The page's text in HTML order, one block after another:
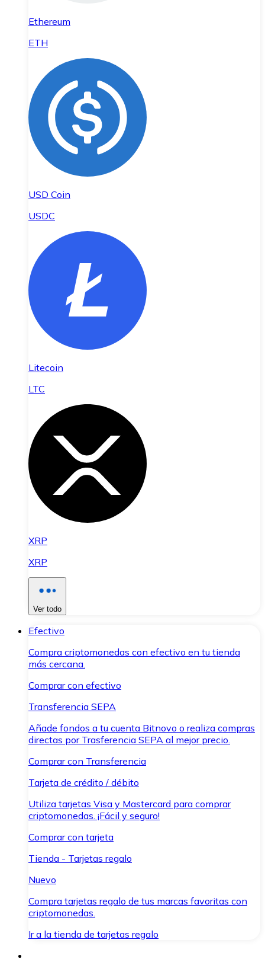
Ethereum
ETH
USD Coin
USDC
Litecoin
LTC
XRP
XRP
Ver todo
Efectivo
Compra criptomonedas con efectivo en tu tienda
más cercana.
Comprar con efectivo
Transferencia SEPA
Añade fondos a tu cuenta Bitnovo o realiza compras
directas por Trasferencia SEPA al mejor precio.
Comprar con Transferencia
Tarjeta de crédito / débito
Utiliza tarjetas Visa y Mastercard para comprar
criptomonedas. ¡Fácil y seguro!
Comprar con tarjeta
Tienda - Tarjetas regalo
Nuevo
Compra tarjetas regalo de tus marcas favoritas con
criptomonedas.
Ir a la tienda de tarjetas regalo